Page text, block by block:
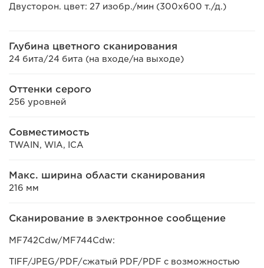
Двусторон. цвет: 27 изобр./мин (300x600 т./д.)
Глубина цветного сканирования
24 бита/24 бита (на входе/на выходе)
Оттенки серого
256 уровней
Совместимость
TWAIN, WIA, ICA
Макс. ширина области сканирования
216 мм
Сканирование в электронное сообщение
MF742Cdw/MF744Cdw:
TIFF/JPEG/PDF/сжатый PDF/PDF с возможностью